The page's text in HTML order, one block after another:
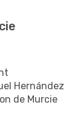
Hernández
de Murcie